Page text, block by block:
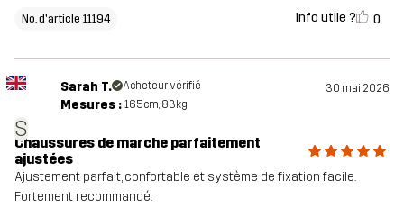
No. d'article 11194 Info utile ? 0
S
Sarah T. Acheteur vérifié 30 mai 2026
Mesures : 165cm, 83kg
Chaussures de marche parfaitement
ajustées
Ajustement parfait, confortable et système de fixation facile.
Fortement recommandé.